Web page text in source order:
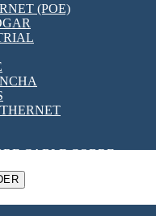
[VDF]
(POE)
CABLE COBRE